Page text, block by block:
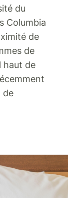
du
Columbia
de
de
haut de
de